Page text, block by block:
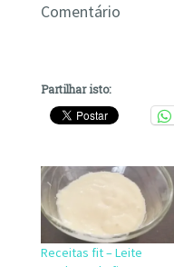
Comentário
Partilhar isto:
Receitas fit – Leite